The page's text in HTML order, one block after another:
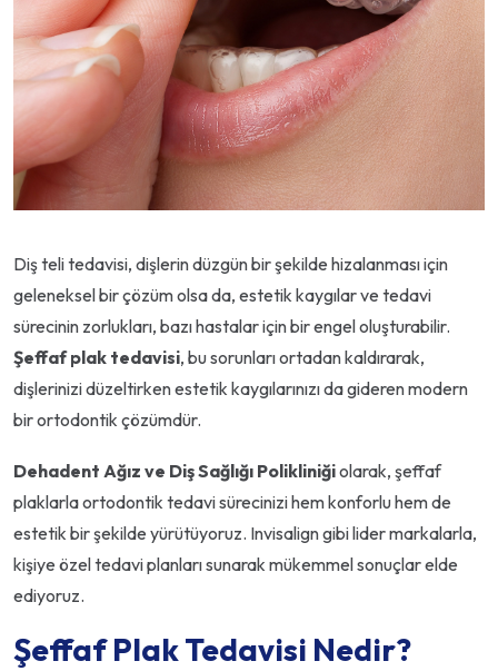
Diş teli tedavisi, dişlerin düzgün bir şekilde hizalanması için
geleneksel bir çözüm olsa da, estetik kaygılar ve tedavi
sürecinin zorlukları, bazı hastalar için bir engel oluşturabilir.
Şeffaf plak tedavisi, bu sorunları ortadan kaldırarak,
dişlerinizi düzeltirken estetik kaygılarınızı da gideren modern
bir ortodontik çözümdür.
Dehadent Ağız ve Diş Sağlığı Polikliniğiolarak, şeffaf
plaklarla ortodontik tedavi sürecinizi hem konforlu hem de
estetik bir şekilde yürütüyoruz. Invisalign gibi lider markalarla,
kişiye özel tedavi planları sunarak mükemmel sonuçlar elde
ediyoruz.
Şeffaf Plak Tedavisi Nedir?